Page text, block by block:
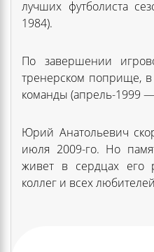
лучших футболиста
1984).
По завершении
тренерском поприще,
команды (апрель-1999
Юрий Анатольевич
июля 2009-го. Но
живет в сердцах его
коллег и всех